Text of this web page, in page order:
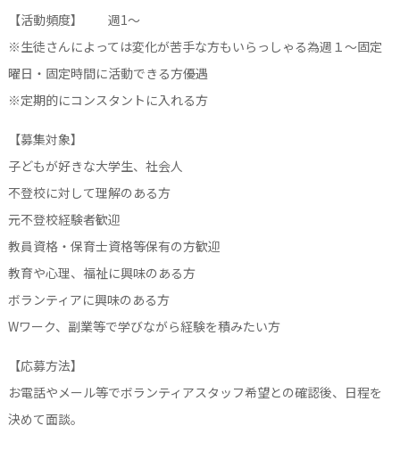
【活動頻度】 週1〜
※生徒さんによっては変化が苦手な方もいらっしゃる為週１〜固定
曜日・固定時間に活動できる方優遇
※定期的にコンスタントに入れる方
【募集対象】
子どもが好きな大学生、社会人
不登校に対して理解のある方
元不登校経験者歓迎
教員資格・保育士資格等保有の方歓迎
教育や心理、福祉に興味のある方
ボランティアに興味のある方
Wワーク、副業等で学びながら経験を積みたい方
【応募方法】
お電話やメール等でボランティアスタッフ希望との確認後、日程を
決めて面談。